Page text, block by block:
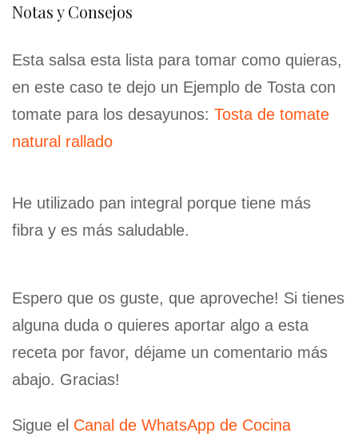
Notas y Consejos
Esta salsa esta lista para tomar como quieras,
en este caso te dejo un Ejemplo de Tosta con
tomate para los desayunos: Tosta de tomate
natural rallado
He utilizado pan integral porque tiene más
fibra y es más saludable.
Espero que os guste, que aproveche! Si tienes
alguna duda o quieres aportar algo a esta
receta por favor, déjame un comentario más
abajo. Gracias!
Sigue el Canal de WhatsApp de Cocina